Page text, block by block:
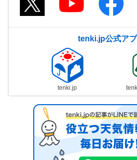
tenki.jp公式アプ
tenki.jp